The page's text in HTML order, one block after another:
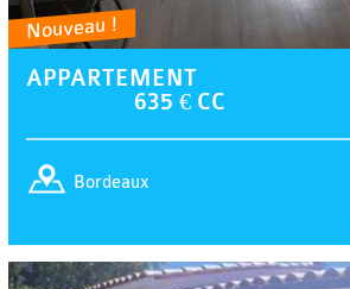
Nouveau !
APPARTEMENT
635 € CC
Bordeaux